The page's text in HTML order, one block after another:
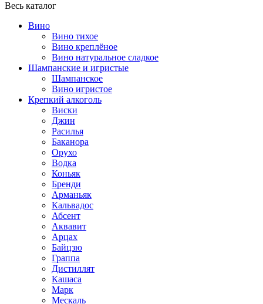
Весь каталог
Вино
Вино тихое
Вино креплёное
Вино натуральное сладкое
Шампанские и игристые
Шампанское
Вино игристое
Крепкий алкоголь
Виски
Джин
Расилья
Баканора
Орухо
Водка
Коньяк
Бренди
Арманьяк
Кальвадос
Абсент
Аквавит
Арцах
Байцзю
Граппа
Дистиллят
Кашаса
Марк
Мескаль